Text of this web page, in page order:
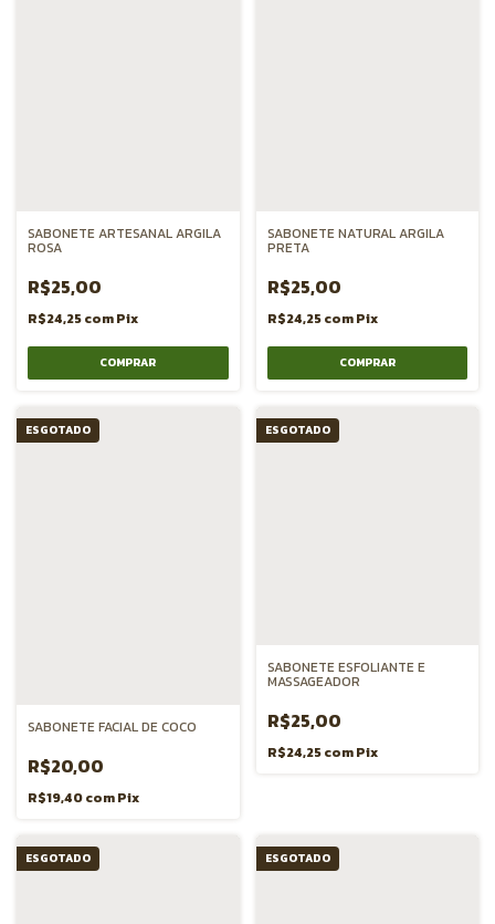
SABONETE ARTESANAL ARGILA
ROSA
R$25,00
R$24,25comPix
SABONETE NATURAL ARGILA
PRETA
R$25,00
R$24,25comPix
ESGOTADO
SABONETE FACIAL DE COCO
R$20,00
R$19,40comPix
ESGOTADO
SABONETE ESFOLIANTE E
MASSAGEADOR
R$25,00
R$24,25comPix
ESGOTADO ESGOTADO